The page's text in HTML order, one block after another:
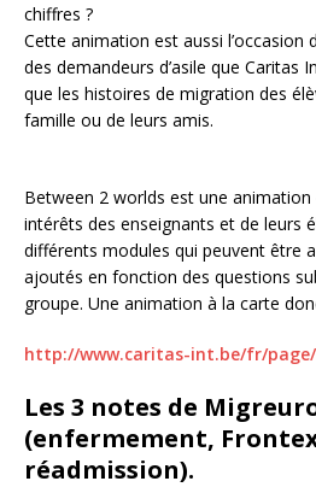
chiffres ?
Cette animation est aussi l’occasion
des demandeurs d’asile que Caritas
que les histoires de migration des
famille ou de leurs amis.
Between 2 worlds est une
intérêts des enseignants et de leurs
différents modules qui peuvent être
ajoutés en fonction des questions
groupe. Une animation à la carte
http://www.caritas-int.be/fr/
Les 3 notes de
(enfermement,
réadmission).